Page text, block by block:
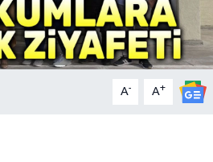
A- A+